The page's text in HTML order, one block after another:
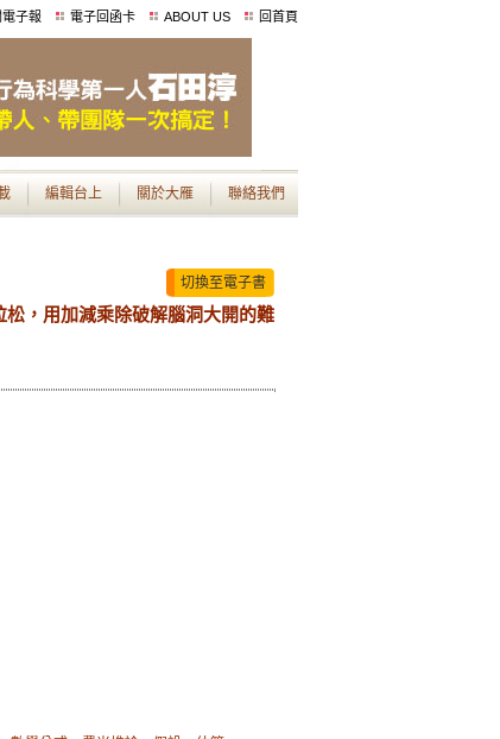
子報 電子回函卡 ABOUT US 回首頁
編輯台上 關於大雁 聯絡我們
切換至電子書
，用加減乘除破解腦洞大開的難